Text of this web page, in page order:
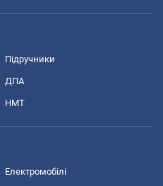
Підручники
ДПА
НМТ
Електромобілі